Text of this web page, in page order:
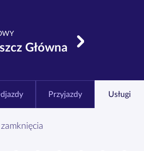
Główna
Przyjazdy Usługi